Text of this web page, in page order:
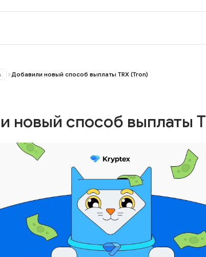
Добавили новый способ выплаты TRX (Tron)
новый способ выплаты